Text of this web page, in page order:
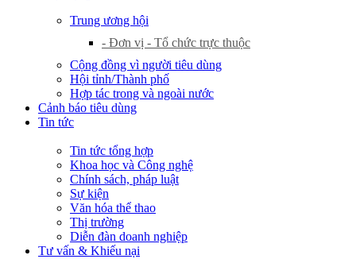
Trung ương hội
- Đơn vị - Tổ chức trực thuộc
Cộng đồng vì người tiêu dùng
Hội tỉnh/Thành phố
Hợp tác trong và ngoài nước
Cảnh báo tiêu dùng
Tin tức
Tin tức tổng hợp
Khoa học và Công nghệ
Chính sách, pháp luật
Sự kiện
Văn hóa thể thao
Thị trường
Diễn đàn doanh nghiệp
Tư vấn & Khiếu nại